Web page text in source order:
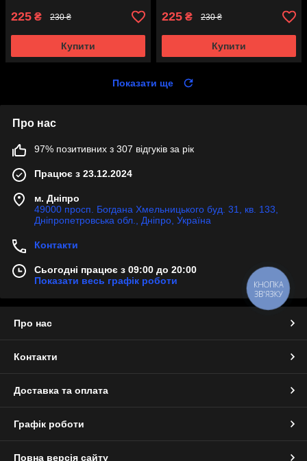
225 ₴ 230 ₴
Купити
225 ₴ 230 ₴
Купити
Показати ще
Про нас
97% позитивних з 307 відгуків за рік
Працює з 23.12.2024
м. Дніпро
49000 просп. Богдана Хмельницького буд. 31, кв. 133,
Дніпропетровська обл., Дніпро, Україна
Контакти
Сьогодні працює з 09:00 до 20:00
Показати весь графік роботи
Про нас
Контакти
Доставка та оплата
Графік роботи
Повна версія сайту
КНОПКА
ЗВ'ЯЗКУ